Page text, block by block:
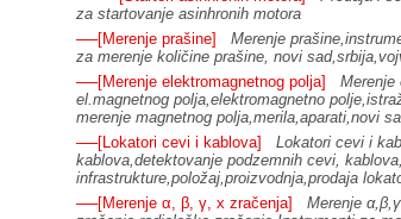
za startovanje asinhronih motora
──[Merenje prašine]
Merenje
za merenje količine prašine, novi
──[Merenje elektromagnetnog polja]
Merenje
el.magnetnog polja,elektromagnetno
merenje magnetnog polja,merila,aparati,novi
──[Lokatori cevi i kablova]
Lokatori cevi i
kablova,detektovanje podzemnih cevi,
infrastrukture,položaj,proizvodnja,prodaja
──[Merenje α, β, γ, x zračenja]
Merenje